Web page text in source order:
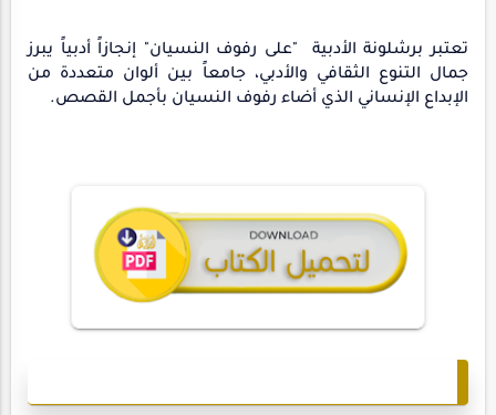
تعتبر برشلونة الأدبية "على رفوف النسيان" إنجازاً أدبياً يبرز
جمال التنوع الثقافي والأدبي، جامعاً بين ألوان متعددة من
الإبداع الإنساني الذي أضاء رفوف النسيان بأجمل القصص.